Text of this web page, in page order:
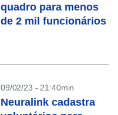
quadro para menos
de 2 mil funcionários
09/02/23 - 21:40min
Neuralink cadastra